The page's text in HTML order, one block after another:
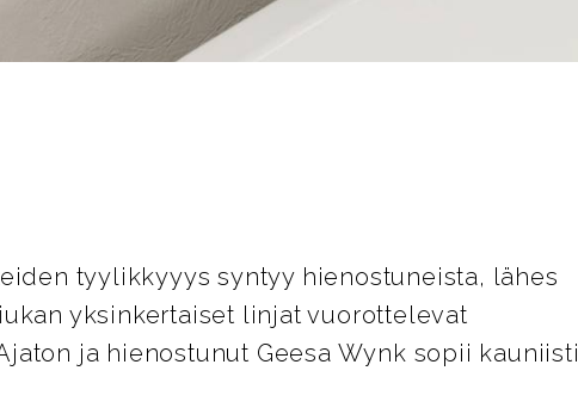
tyylikkyyys syntyy hienostuneista, lähes
yksinkertaiset linjat vuorottelevat
ja hienostunut Geesa Wynk sopii kauniisti